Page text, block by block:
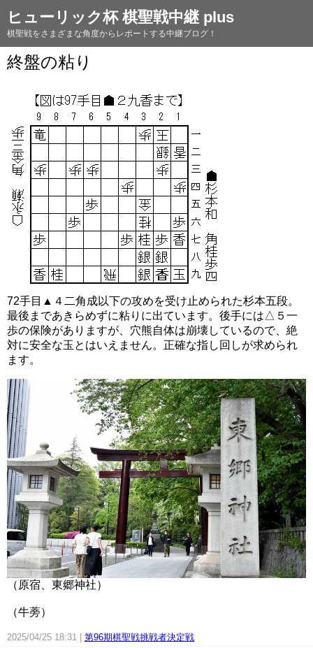
ヒューリック杯 棋聖戦中継 plus
棋聖戦をさまざまな角度からレポートする中継ブログ！
終盤の粘り
72手目▲４二角成以下の攻めを受け止められた杉本五段。
最後まであきらめずに粘りに出ています。後手には△５一
歩の保険がありますが、穴熊自体は崩壊しているので、絶
対に安全な玉とはいえません。正確な指し回しが求められ
ます。
（原宿、東郷神社）
（牛蒡）
2025/04/25 18:31 第96期棋聖戦挑戦者決定戦